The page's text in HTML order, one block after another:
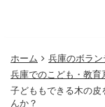
ホーム
兵庫のボラ
兵庫でのこども・教育
子どももできる木の
んか？